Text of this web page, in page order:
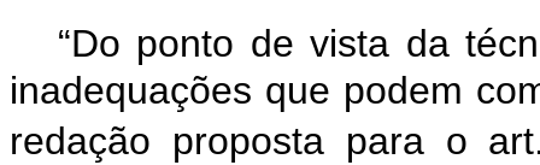
“Do ponto de vista da
inadequações que podem
redação proposta para o